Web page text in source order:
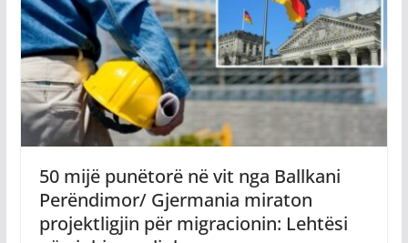
50 mijë punëtorë në vit nga Ballkani
Perëndimor/ Gjermania miraton
projektligjin për migracionin: Lehtësi